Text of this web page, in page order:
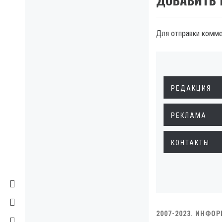
Для отправки
РЕДАКЦИЯ
РЕКЛАМА
КОНТАКТЫ
2007-2023.